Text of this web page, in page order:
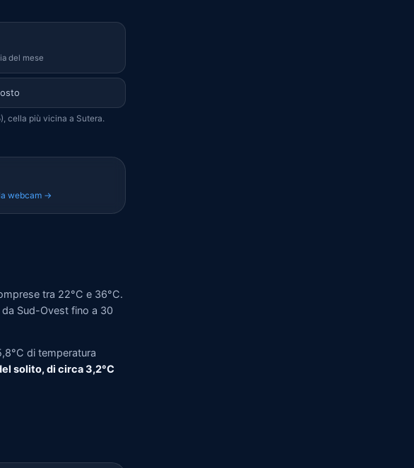
del mese
cella più vicina a Sutera.
webcam →
tra 22°C e 36°C.
Sud-Ovest fino a 30
di temperatura
solito, di circa 3,2°C